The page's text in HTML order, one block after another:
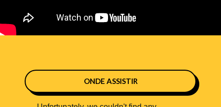
ONDE ASSISTIR